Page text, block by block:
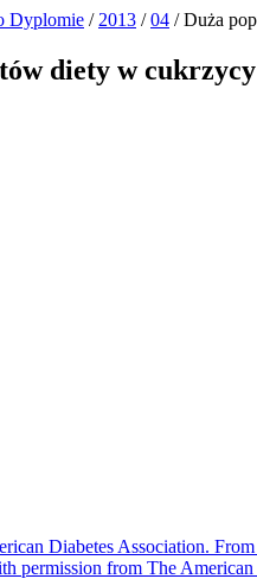
Dyplomie / 2013 /04 / Duża
diety w
Diabetes Association.
permission from The